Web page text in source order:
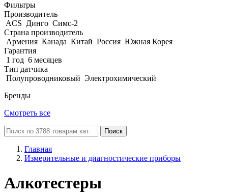
Фильтры
Производитель
ACS Динго Симс-2
Страна производитель
Армения Канада Китай Россия Южная Корея
Гарантия
1 год 6 месяцев
Тип датчика
Полупроводниковый Электрохимический
Бренды
Смотреть все
Поиск
Главная
Измерительные и диагностические приборы
Алкотестеры